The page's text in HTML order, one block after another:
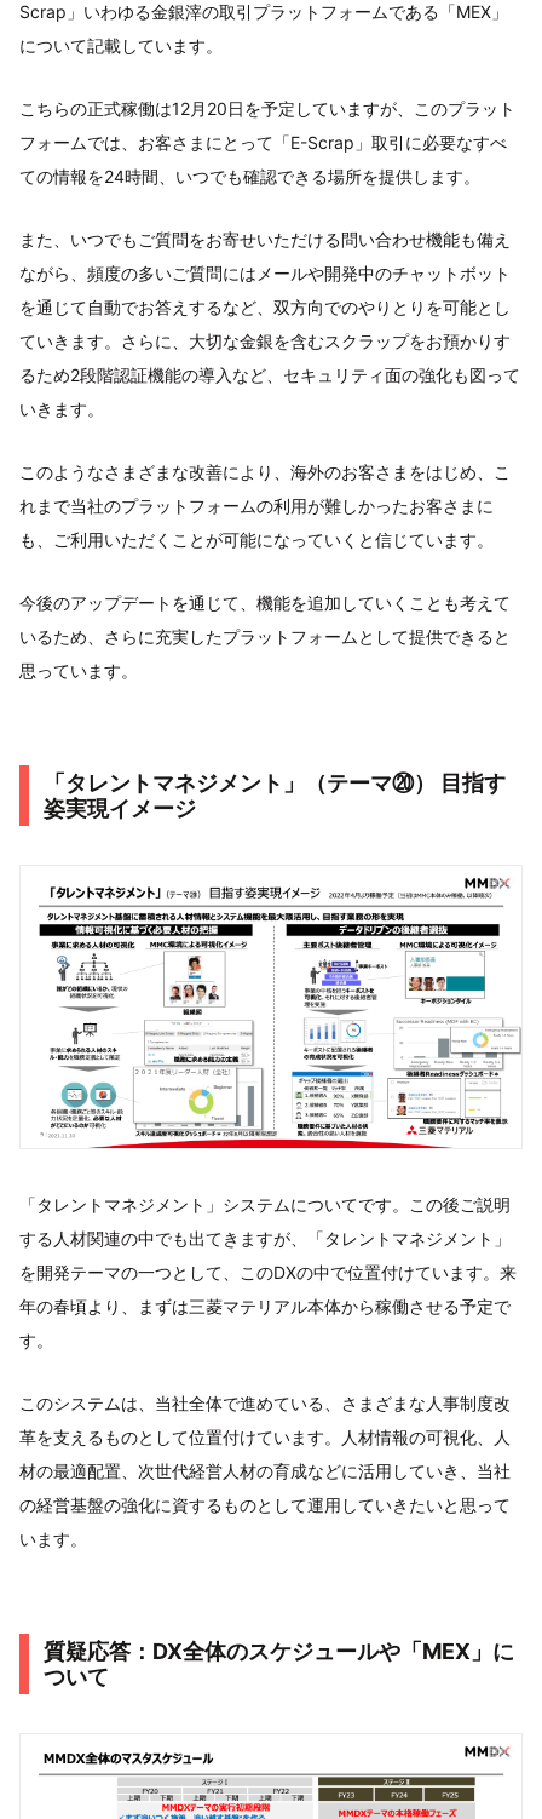
Scrap」いわゆる金銀滓の取引プラットフォームである「MEX」
について記載しています。
こちらの正式稼働は12月20日を予定していますが、このプラット
フォームでは、お客さまにとって「E-Scrap」取引に必要なすべ
ての情報を24時間、いつでも確認できる場所を提供します。
また、いつでもご質問をお寄せいただける問い合わせ機能も備え
ながら、頻度の多いご質問にはメールや開発中のチャットボット
を通じて自動でお答えするなど、双方向でのやりとりを可能とし
ていきます。さらに、大切な金銀を含むスクラップをお預かりす
るため2段階認証機能の導入など、セキュリティ面の強化も図って
いきます。
このようなさまざまな改善により、海外のお客さまをはじめ、こ
れまで当社のプラットフォームの利用が難しかったお客さまに
も、ご利用いただくことが可能になっていくと信じています。
今後のアップデートを通じて、機能を追加していくことも考えて
いるため、さらに充実したプラットフォームとして提供できると
思っています。
「タレントマネジメント」（テーマ⑳） 目指す
姿実現イメージ
「タレントマネジメント」システムについてです。この後ご説明
する人材関連の中でも出てきますが、「タレントマネジメント」
を開発テーマの一つとして、このDXの中で位置付けています。来
年の春頃より、まずは三菱マテリアル本体から稼働させる予定で
す。
このシステムは、当社全体で進めている、さまざまな人事制度改
革を支えるものとして位置付けています。人材情報の可視化、人
材の最適配置、次世代経営人材の育成などに活用していき、当社
の経営基盤の強化に資するものとして運用していきたいと思って
います。
質疑応答：DX全体のスケジュールや「MEX」に
ついて